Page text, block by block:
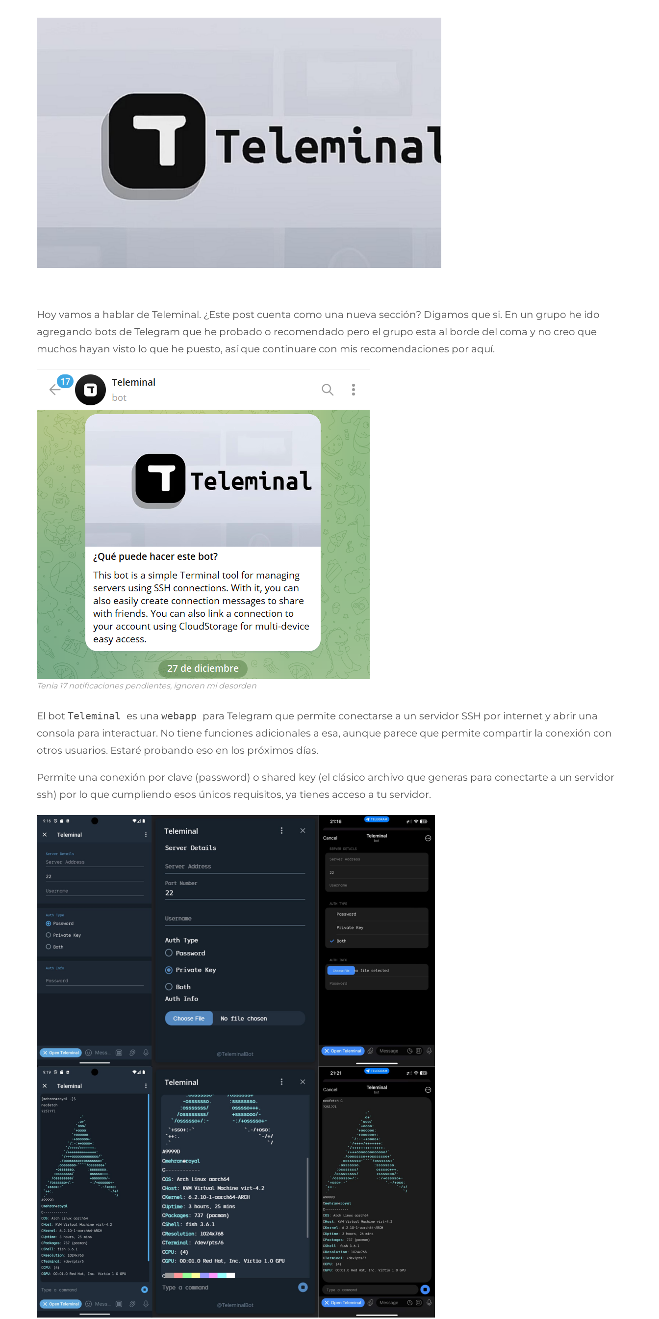
Hoy vamos a hablar de Teleminal. ¿Este post cuenta como una nueva sección? Digamos que si. En un grupo he ido
agregando bots de Telegram que he probado o recomendado pero el grupo esta al borde del coma y no creo que
muchos hayan visto lo que he puesto, así que continuare con mis recomendaciones por aquí.
Tenia 17 notificaciones pendientes, ignoren mi desorden
El botTeleminal es unawebapp para Telegram que permite conectarse a un servidor SSH por internet y abrir una
consola para interactuar. No tiene funciones adicionales a esa, aunque parece que permite compartir la conexión con
otros usuarios. Estaré probando eso en los próximos días.
Permite una conexión por clave (password) o shared key (el clásico archivo que generas para conectarte a un servidor
ssh) por lo que cumpliendo esos únicos requisitos, ya tienes acceso a tu servidor.